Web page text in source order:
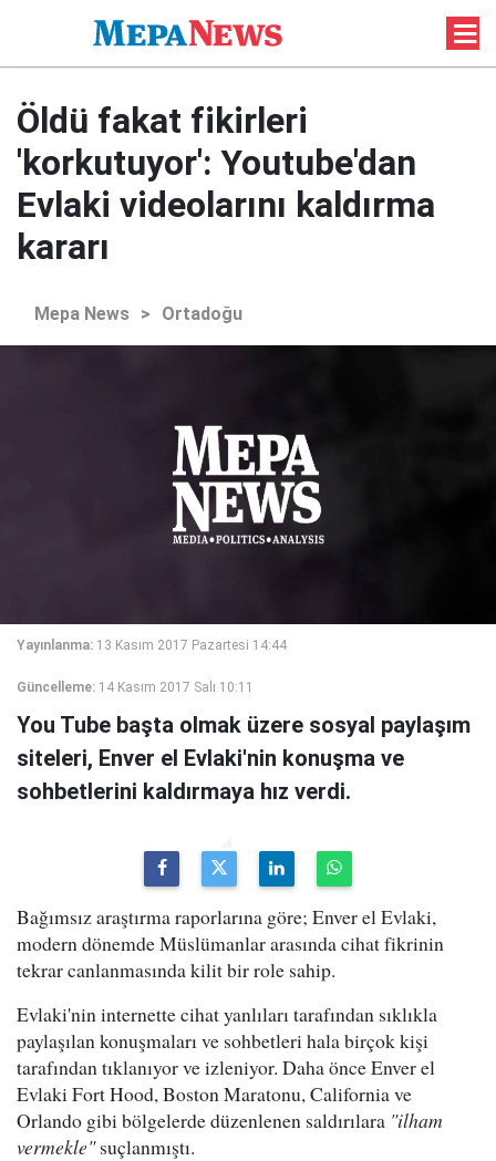
Öldü fakat fikirleri
'korkutuyor': Youtube'dan
Evlaki videolarını kaldırma
kararı
Mepa News > Ortadoğu
Yayınlanma: 13 Kasım 2017 Pazartesi 14:44
Güncelleme: 14 Kasım 2017 Salı 10:11
You Tube başta olmak üzere sosyal paylaşım
siteleri, Enver el Evlaki'nin konuşma ve
sohbetlerini kaldırmaya hız verdi.
Bağımsız araştırma raporlarına göre; Enver el Evlaki,
modern dönemde Müslümanlar arasında cihat fikrinin
tekrar canlanmasında kilit bir role sahip.
Evlaki'nin internette cihat yanlıları tarafından sıklıkla
paylaşılan konuşmaları ve sohbetleri hala birçok kişi
tarafından tıklanıyor ve izleniyor. Daha önce Enver el
Evlaki Fort Hood, Boston Maratonu, California ve
Orlando gibi bölgelerde düzenlenen saldırılara "ilham
vermekle"suçlanmıştı.